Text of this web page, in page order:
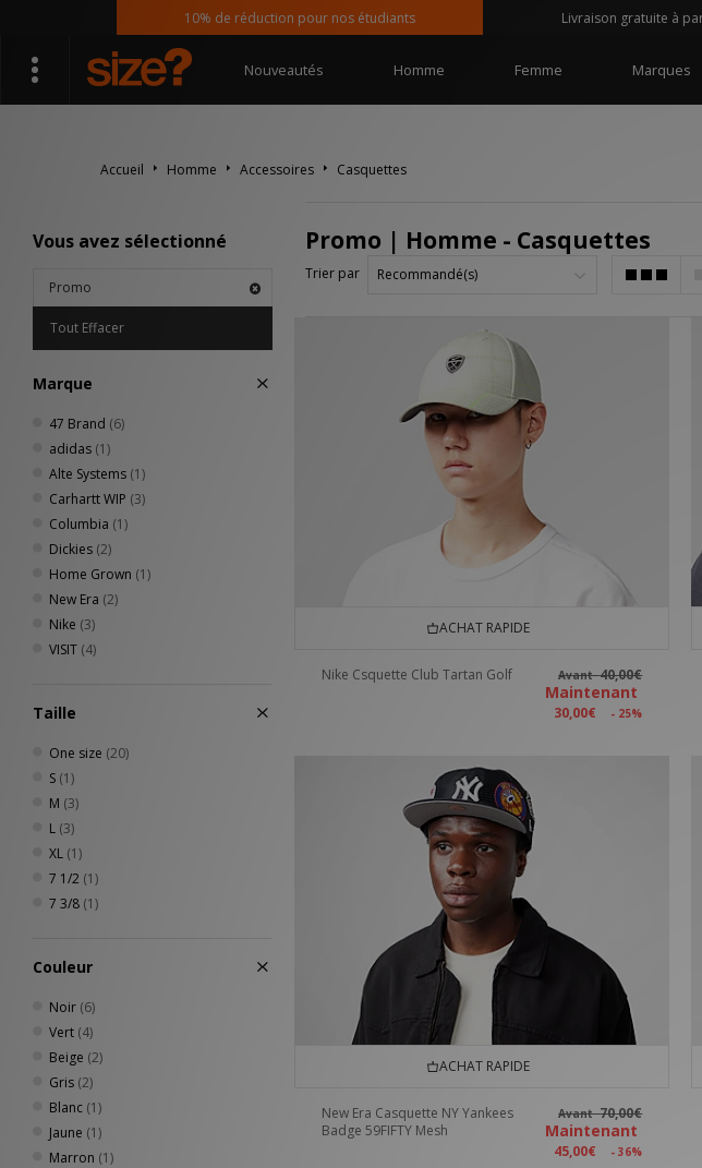
10% de réduction pour nos étudiants Livraison gratuite à partir de 110€
Nouveautés Homme Femme Marques
Accueil Homme Accessoires Casquettes
Vous avez sélectionné
Promo
Tout Effacer
Marque
47 Brand (6)
adidas (1)
Alte Systems (1)
Carhartt WIP (3)
Columbia (1)
Dickies (2)
Home Grown (1)
New Era (2)
Nike (3)
VISIT (4)
Taille
One size (20)
S (1)
M (3)
L (3)
XL (1)
7 1/2 (1)
7 3/8 (1)
Couleur
Noir (6)
Vert (4)
Beige (2)
Gris (2)
Blanc (1)
Jaune (1)
Marron (1)
Promo | Homme - Casquettes
Trier par
ACHAT RAPIDE
Nike Csquette Club Tartan Golf Avant40,00€
Maintenant
30,00€ - 25%
ACHAT RAPIDE
New Era Casquette NY Yankees
Badge 59FIFTY Mesh
Avant70,00€
Maintenant
45,00€ - 36%